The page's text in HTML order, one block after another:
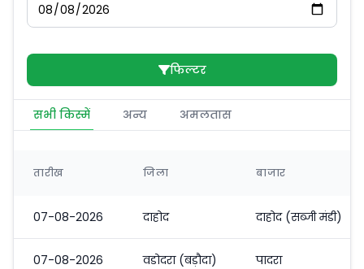
फिल्टर
सभी किस्में अन्य अमलतास
तारीख जिला बाजार
07-08-2026 दाहोद दाहोद (सब्जी मंडी)
07-08-2026 वडोदरा (बड़ौदा) पादरा